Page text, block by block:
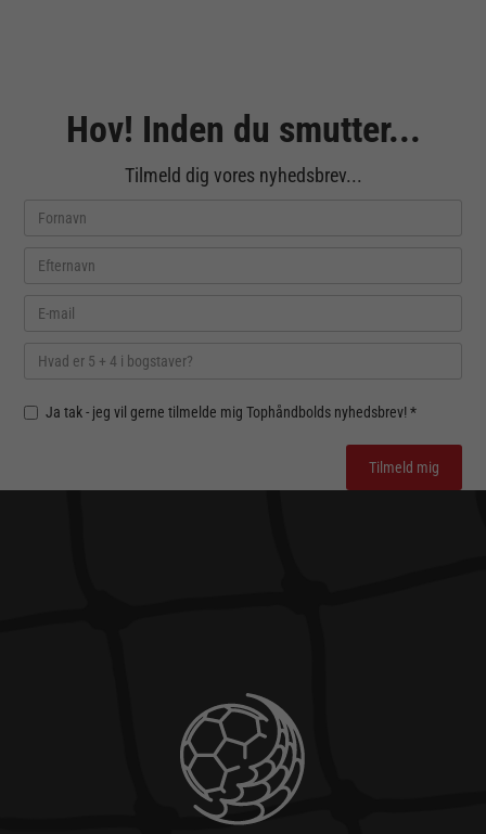
Hov! Inden du smutter...
Tilmeld dig vores nyhedsbrev...
Ja tak - jeg vil gerne tilmelde mig Tophåndbolds nyhedsbrev! *